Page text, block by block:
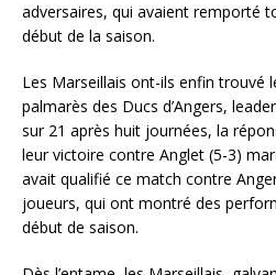
adversaires, qui avaient remporté
début de la saison.
Les Marseillais ont-ils enfin trouvé
palmarès des Ducs d’Angers,
sur 21 après huit journées, la
leur victoire contre Anglet (5-3)
avait qualifié ce match contre
joueurs, qui ont montré des
début de saison.